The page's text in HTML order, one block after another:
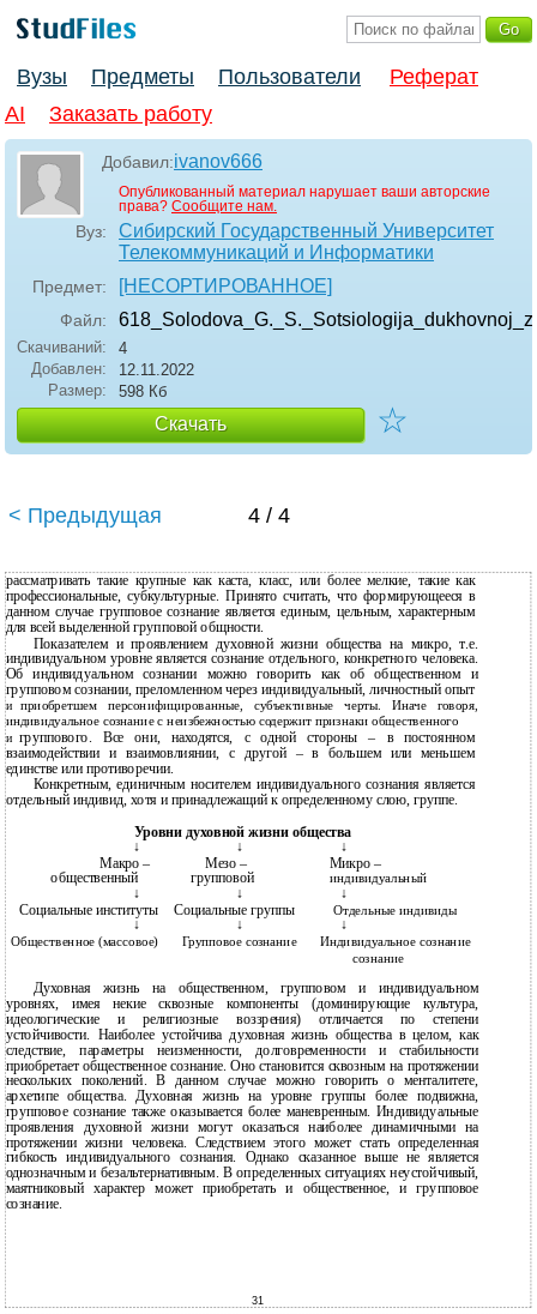
Вузы Предметы Пользователи
Реферат
AI
Заказать работу
Добавил:ivanov666
Опубликованный материал нарушает ваши авторские
права? Сообщите нам.
Вуз:
Сибирский Государственный Университет
Телекоммуникаций и Информатики
Предмет: [НЕСОРТИРОВАННОЕ]
Файл:
Скачиваний:
4
Добавлен:
12.11.2022
Размер:
598 Кб
Скачать ☆
< Предыдущая 4 / 4
рассматривать такие крупные как каста, класс, или более мелкие, такие как
профессиональные, субкультурные. Принято считать, что формирующееся в
данном случае групповое сознание является единым, цельным, характерным
для всей выделенной групповой общности.
Показателем и проявлением духовной жизни общества на микро, т.е.
индивидуальном уровне является сознание отдельного, конкретного человека.
Об индивидуальном сознании можно говорить как об общественном и
групповом сознании, преломленном через индивидуальный, личностный опыт
и
приобретшем персонифицированные, субъективные черты. Иначе говоря,
индивидуальное сознание с неизбежностью содержит признаки общественного
и группового. Все они, находятся, с одной стороны – в постоянном
взаимодействии и взаимовлиянии, с другой – в большем или меньшем
единстве или противоречии.
Конкретным, единичным носителем индивидуального сознания является
отдельный индивид, хотя и принадлежащий к определенному слою, группе.
Уровни духовной жизни общества
↓
↓
↓
Макро –
Мезо – Микро –
общественный групповой индивидуальный
↓ ↓ ↓
Социальные институты Социальные группы Отдельные индивиды
↓ ↓ ↓
Общественное (массовое) Групповое сознание
Индивидуальное сознание
сознание
Духовная жизнь на общественном, групповом и индивидуальном
уровнях, имея некие сквозные компоненты (доминирующие культура,
идеологические и религиозные воззрения) отличается по степени
устойчивости. Наиболее устойчива духовная жизнь общества в целом, как
следствие, параметры неизменности, долговременности и стабильности
приобретает общественное сознание. Оно становится сквозным на протяжении
нескольких поколений. В данном случае можно говорить о менталитете,
архетипе общества. Духовная жизнь на уровне группы более подвижна,
групповое сознание также оказывается более маневренным. Индивидуальные
проявления духовной жизни могут оказаться наиболее динамичными на
протяжении жизни человека. Следствием этого может стать определенная
гибкость индивидуального сознания. Однако сказанное выше не является
однозначным и безальтернативным. В определенных ситуациях неустойчивый,
маятниковый характер может приобретать и общественное, и групповое
сознание.
31